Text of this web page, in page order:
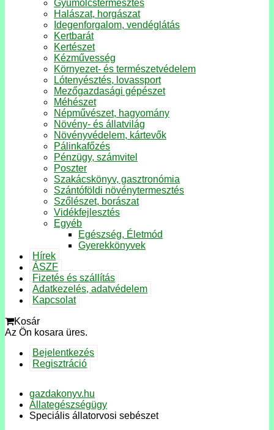
Gyümölcstermesztés
Halászat, horgászat
Idegenforgalom, vendéglátás
Kertbarát
Kertészet
Kézművesség
Környezet- és természetvédelem
Lótenyésztés, lovassport
Mezőgazdasági gépészet
Méhészet
Népművészet, hagyomány
Növény- és állatvilág
Növényvédelem, kártevők
Pálinkafőzés
Pénzügy, számvitel
Poszter
Szakácskönyv, gasztronómia
Szántóföldi növénytermesztés
Szőlészet, borászat
Vidékfejlesztés
Egyéb
Egészség, Életmód
Gyerekkönyvek
Hírek
ÁSZF
Fizetés és szállítás
Adatkezelés, adatvédelem
Kapcsolat
Kosár
Az Ön kosara üres.
Bejelentkezés
Regisztráció
gazdakonyv.hu
Állategészségügy
Speciális állatorvosi sebészet